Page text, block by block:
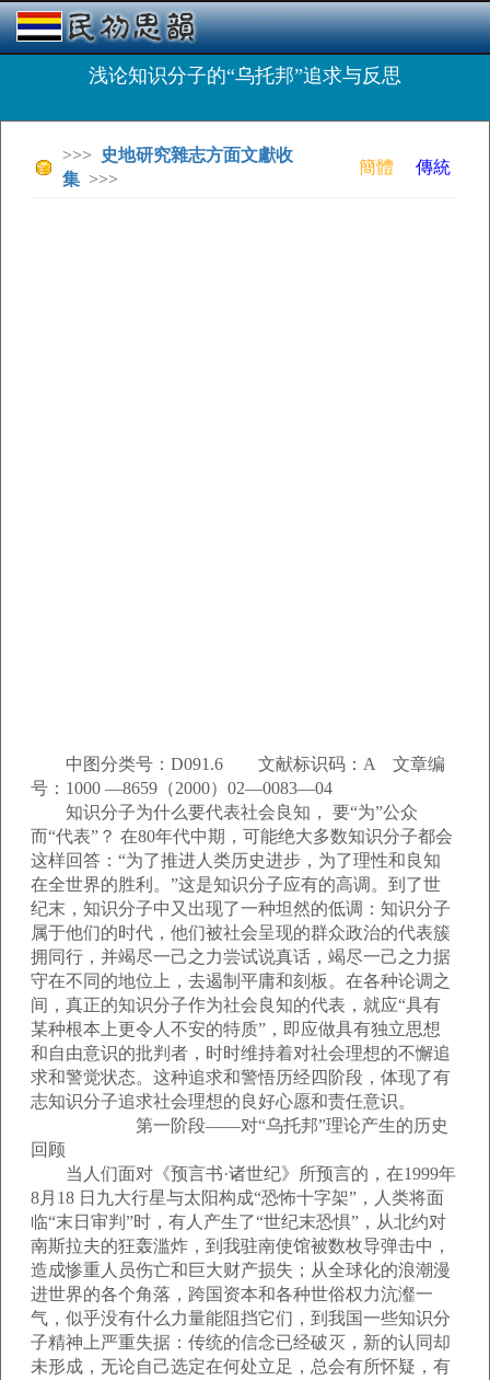
浅论知识分子的“乌托邦”追求与反思
>>>
史地研究雜志方面文獻收
集 >>>
簡體 傳統
中图分类号：D091.6 文献标识码：A 文章编
号：1000 —8659（2000）02—0083—04
知识分子为什么要代表社会良知， 要“为”公众
而“代表”？ 在80年代中期，可能绝大多数知识分子都会
这样回答：“为了推进人类历史进步，为了理性和良知
在全世界的胜利。”这是知识分子应有的高调。到了世
纪末，知识分子中又出现了一种坦然的低调：知识分子
属于他们的时代，他们被社会呈现的群众政治的代表簇
拥同行，并竭尽一己之力尝试说真话，竭尽一己之力据
守在不同的地位上，去遏制平庸和刻板。在各种论调之
间，真正的知识分子作为社会良知的代表，就应“具有
某种根本上更令人不安的特质”，即应做具有独立思想
和自由意识的批判者，时时维持着对社会理想的不懈追
求和警觉状态。这种追求和警悟历经四阶段，体现了有
志知识分子追求社会理想的良好心愿和责任意识。
第一阶段——对“乌托邦”理论产生的历史
回顾
当人们面对《预言书·诸世纪》所预言的，在1999年
8月18 日九大行星与太阳构成“恐怖十字架”，人类将面
临“末日审判”时，有人产生了“世纪末恐惧”，从北约对
南斯拉夫的狂轰滥炸，到我驻南使馆被数枚导弹击中，
造成惨重人员伤亡和巨大财产损失；从全球化的浪潮漫
进世界的各个角落，跨国资本和各种世俗权力沆瀣一
气，似乎没有什么力量能阻挡它们，到我国一些知识分
子精神上严重失据：传统的信念已经破灭，新的认同却
未形成，无论自己选定在何处立足，总会有所怀疑，有